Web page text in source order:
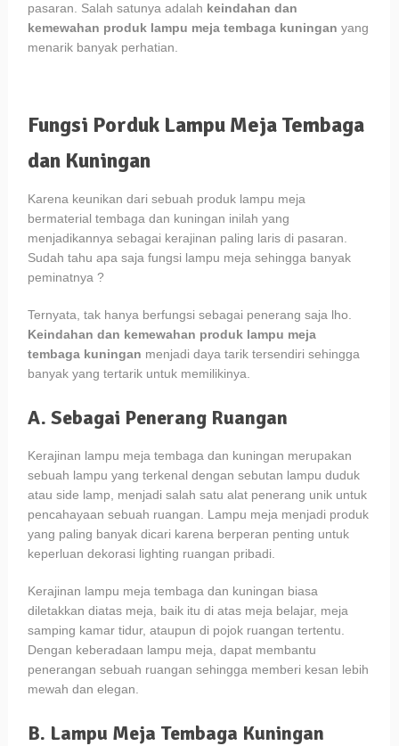
pasaran. Salah satunya adalah keindahan dan
kemewahan produk lampu meja tembaga kuningan yang
menarik banyak perhatian.
Fungsi Porduk Lampu Meja Tembaga
dan Kuningan
Karena keunikan dari sebuah produk lampu meja
bermaterial tembaga dan kuningan inilah yang
menjadikannya sebagai kerajinan paling laris di pasaran.
Sudah tahu apa saja fungsi lampu meja sehingga banyak
peminatnya ?
Ternyata, tak hanya berfungsi sebagai penerang saja lho.
Keindahan dan kemewahan produk lampu meja
tembaga kuningan menjadi daya tarik tersendiri sehingga
banyak yang tertarik untuk memilikinya.
A. Sebagai Penerang Ruangan
Kerajinan lampu meja tembaga dan kuningan merupakan
sebuah lampu yang terkenal dengan sebutan lampu duduk
atau side lamp, menjadi salah satu alat penerang unik untuk
pencahayaan sebuah ruangan. Lampu meja menjadi produk
yang paling banyak dicari karena berperan penting untuk
keperluan dekorasi lighting ruangan pribadi.
Kerajinan lampu meja tembaga dan kuningan biasa
diletakkan diatas meja, baik itu di atas meja belajar, meja
samping kamar tidur, ataupun di pojok ruangan tertentu.
Dengan keberadaan lampu meja, dapat membantu
penerangan sebuah ruangan sehingga memberi kesan lebih
mewah dan elegan.
B. Lampu Meja Tembaga Kuningan